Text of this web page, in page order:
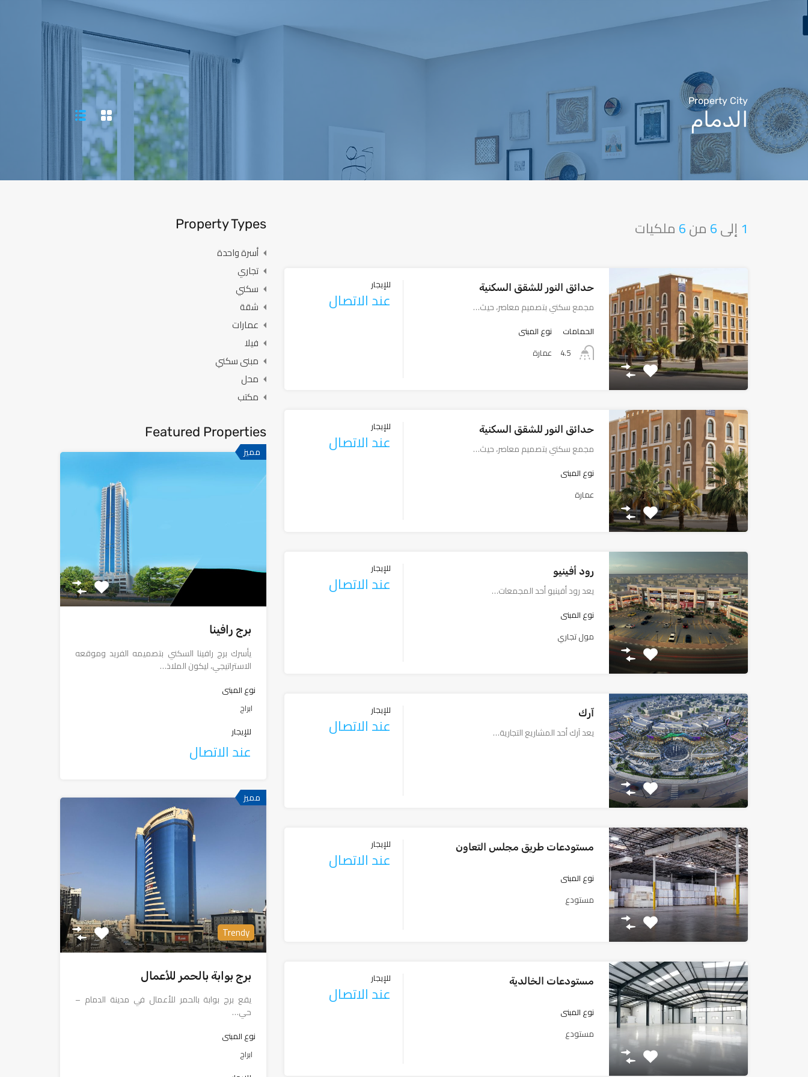
خدماتنا اتصل بنا English
920020066
Property City
الدمام
1إلى6من6ملكيات
حدائق النور للشقق السكنية
مجمع سكني بتصميم معاصر، حيث…
الحمامات
4.5
نوع المبنى
عمارة
للإيجار
عند الاتصال
حدائق النور للشقق السكنية
مجمع سكني بتصميم معاصر، حيث…
نوع المبنى
عمارة
للإيجار
عند الاتصال
رود أفينيو
يعد رود أفينيو أحد المجمعات…
نوع المبنى
مول تجاري
للإيجار
عند الاتصال
آرك
يعد آرك أحد المشاريع التجارية…
للإيجار
عند الاتصال
مستودعات طريق مجلس التعاون
نوع المبنى
مستودع
للإيجار
عند الاتصال
مستودعات الخالدية
نوع المبنى
مستودع
للإيجار
عند الاتصال
Property Types
أسرة واحدة
تجاري
سكني
شقة
عمارات
فيلا
مبنى سكني
محل
مكتب
Featured Properties
مميز
برج رافينا
يأسرك برج رافينا السكني بتصميمه الفريد وموقعه
الاستراتيجي، ليكون الملاذ…
نوع المبنى
ابراج
للإيجار
عند الاتصال
مميز
Trendy
برج بوابة بالحمر للأعمال
يقع برج بوابة بالحمر للأعمال في مدينة الدمام –
حي…
نوع المبنى
ابراج